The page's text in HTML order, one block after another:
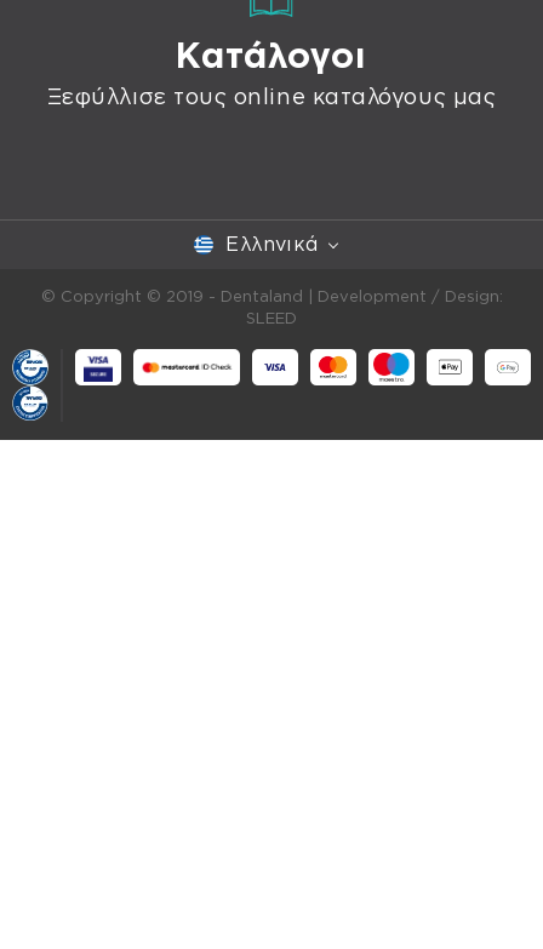
Κατάλογοι
Ξεφύλλισε τους online καταλόγους μας
Ελληνικά
© Copyright © 2019 - Dentaland |
Development / Design:
SLEED